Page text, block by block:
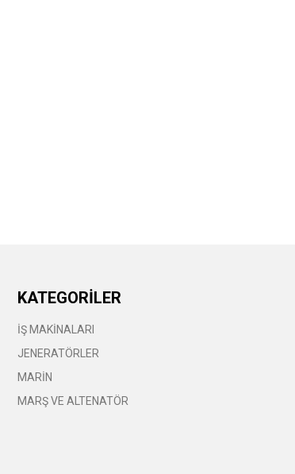
KATEGORİLER
İŞ MAKİNALARI
JENERATÖRLER
MARİN
MARŞ VE ALTENATÖR